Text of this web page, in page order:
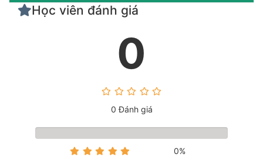
Học viên đánh giá
0
0 Đánh giá
0%